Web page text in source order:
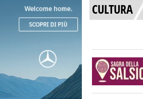
CULTURA